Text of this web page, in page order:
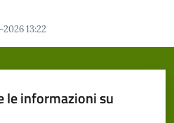
13:22
le informazioni su